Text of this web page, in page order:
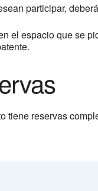
participar,
el espacio que se
tiene reservas